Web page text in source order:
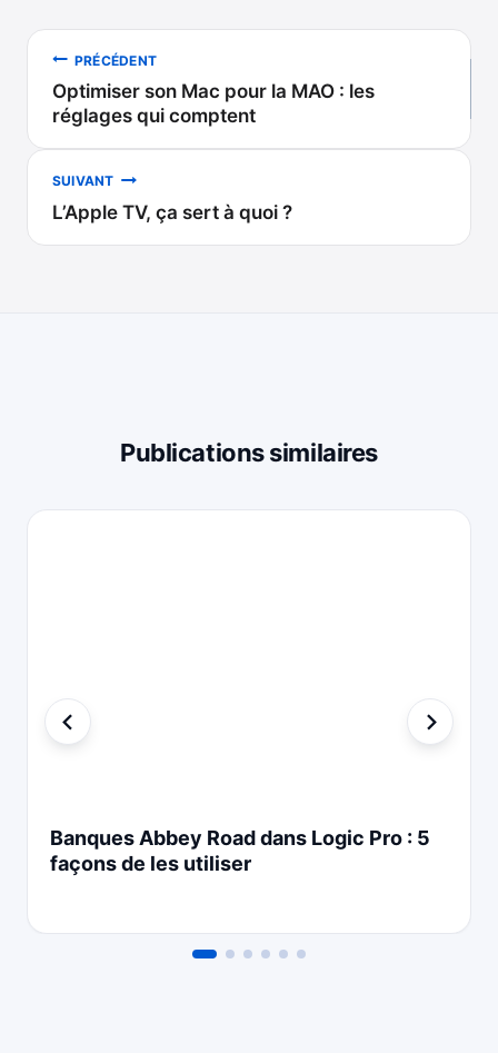
Navigation
de
l’article
PRÉCÉDENT
Optimiser son Mac pour la MAO : les
réglages qui comptent
SUIVANT
L’Apple TV, ça sert à quoi ?
Publications similaires
Banques Abbey Road dans Logic Pro : 5
façons de les utiliser